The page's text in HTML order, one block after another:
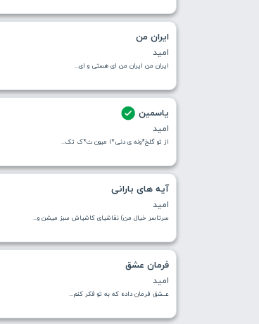
ایران من
امید
ایران من ایران من ای هستی و ای...
یاسمین
امید
از تو گلخ*ونه ی دنی*ا میون ت*ک تک...
آیه های بارانی
امید
سرتاسر خیال من) نقاشیای کاشیاش سبز میشن و...
فرمان عشق
امید
عــشق فرمان داده که به تو فکر کنم...